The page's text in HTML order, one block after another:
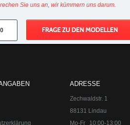
Sie uns an, wir kümmern uns darum.
ADRESSE
Zechwaldstr. 1
88131 Lindau
Mo-Fr
10:00-13:00